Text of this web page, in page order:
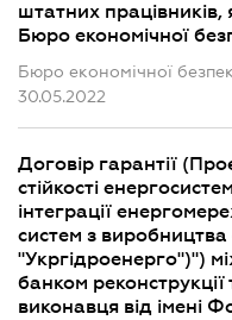
штатних працівників,
Бюро економічної
Бюро економічної
30.05.2022
Договір гарантії
стійкості
інтеграції
систем з виробництва
"Укргідроенерго")")
банком реконструкції
виконавця від імені